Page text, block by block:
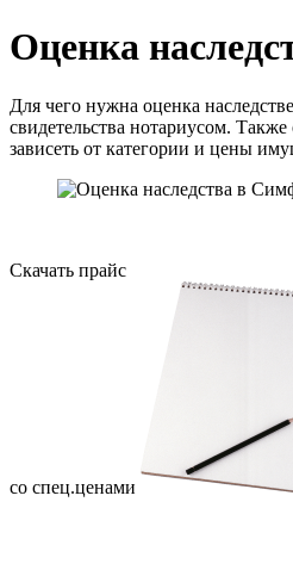
Оценка
Для чего нужна оценка
свидетельства нотариусом.
зависеть от категории и цены
Скачать прайс
со спец.ценами